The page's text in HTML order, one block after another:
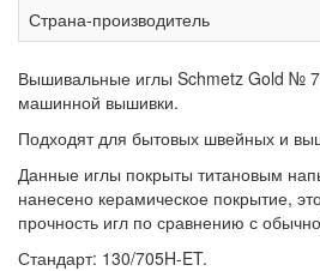
Страна-производитель
Вышивальные иглы Schmetz Gold №
машинной вышивки.
Подходят для бытовых швейных и
Данные иглы покрыты титановым
нанесено керамическое покрытие,
прочность игл по сравнению с
Стандарт: 130/705H-ET.